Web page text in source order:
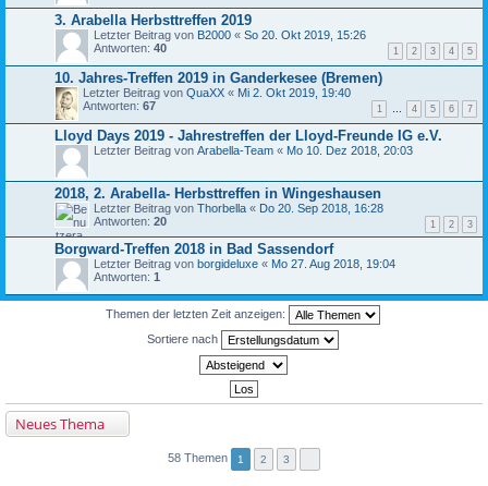
3. Arabella Herbsttreffen 2019
Letzter Beitrag von B2000 « So 20. Okt 2019, 15:26
Antworten: 40 1 2 3 4 5
10. Jahres-Treffen 2019 in Ganderkesee (Bremen)
Letzter Beitrag von QuaXX « Mi 2. Okt 2019, 19:40
Antworten: 67 1 … 4 5 6 7
Lloyd Days 2019 - Jahrestreffen der Lloyd-Freunde IG e.V.
Letzter Beitrag von Arabella-Team « Mo 10. Dez 2018, 20:03
2018, 2. Arabella- Herbsttreffen in Wingeshausen
Letzter Beitrag von Thorbella « Do 20. Sep 2018, 16:28
Antworten: 20 1 2 3
Borgward-Treffen 2018 in Bad Sassendorf
Letzter Beitrag von borgideluxe « Mo 27. Aug 2018, 19:04
Antworten: 1
Themen der letzten Zeit anzeigen:
Sortiere nach
Neues Thema
58 Themen 1 2 3